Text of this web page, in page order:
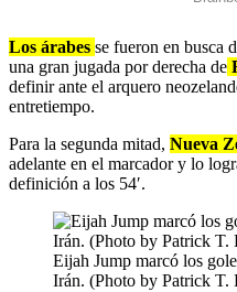
Los árabes se fueron en busca
una gran jugada por derecha de
definir ante el arquero
entretiempo.
Para la segunda mitad, Nueva
adelante en el marcador y lo
definición a los 54′.
Eijah Jump marcó los
Irán. (Photo by Patrick T.